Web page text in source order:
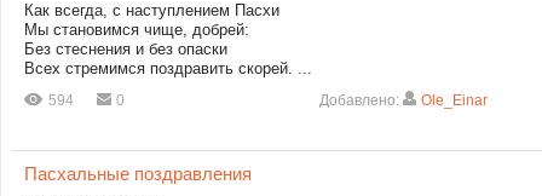
Как всегда, с наступлением Пасхи
Мы становимся чище, добрей:
Без стеснения и без опаски
Всех стремимся поздравить скорей. ...
594 0 Добавлено: Ole_Einar
Пасхальные поздравления